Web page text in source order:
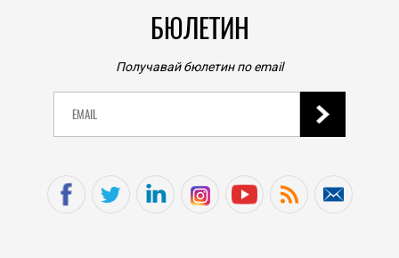
БЮЛЕТИН
Получавай бюлетин по email